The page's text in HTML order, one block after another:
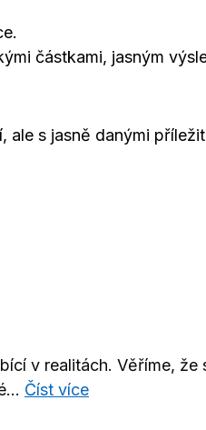
částkami, jasným
s jasně danými
v realitách. Věříme, že
Číst více